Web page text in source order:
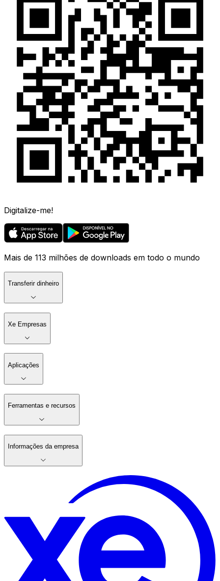
Digitalize-me!
Mais de 113 milhões de downloads em todo o mundo
Transferir dinheiro
Xe Empresas
Aplicações
Ferramentas e recursos
Informações da empresa